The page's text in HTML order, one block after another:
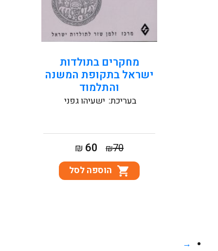
קראו עוד
מחקרים בתולדות
ישראל בתקופת המשנה
והתלמוד
בעריכת: ישעיהו גפני
₪70
המחיר
המקורי
היה:
₪60
המחיר
הנוכחי
הוא:
הוספה לסל
→